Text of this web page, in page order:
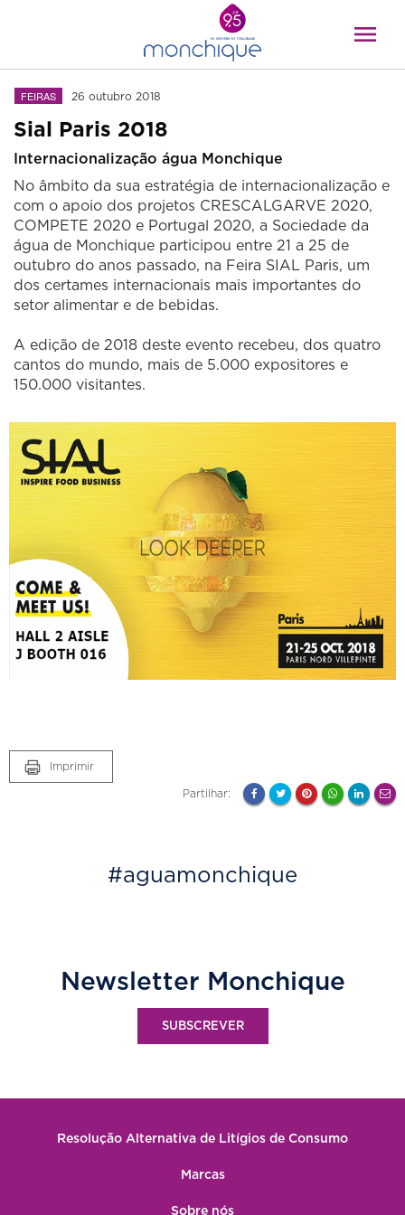
FEIRAS 26 outubro 2018
Sial Paris 2018
Internacionalização água Monchique
No âmbito da sua estratégia de internacionalização e
com o apoio dos projetos CRESCALGARVE 2020,
COMPETE 2020 e Portugal 2020, a Sociedade da
água de Monchique participou entre 21 a 25 de
outubro do anos passado, na Feira SIAL Paris, um
dos certames internacionais mais importantes do
setor alimentar e de bebidas.
A edição de 2018 deste evento recebeu, dos quatro
cantos do mundo, mais de 5.000 expositores e
150.000 visitantes.
Imprimir
Partilhar:
#aguamonchique
Newsletter Monchique
SUBSCREVER
Resolução Alternativa de Litígios de Consumo
Marcas
Sobre nós